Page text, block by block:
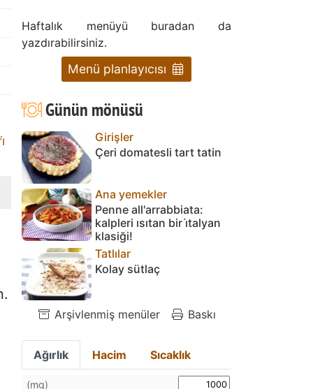
Haftalık menüyü buradan da
yazdırabilirsiniz.
Menü planlayıcısı
Günün mönüsü
Girişler
Çeri domatesli tart tatin
Ana yemekler
Penne all'arrabbiata:
kalpleri ısıtan bir i̇talyan
klasiği!
Tatlılar
Kolay sütlaç
Arşivlenmiş menüler Baskı
Ağırlık Hacim Sıcaklık
(mg)